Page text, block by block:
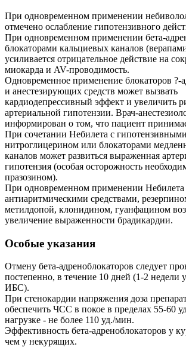
При одновременном применении
отмечено ослабление гипотензивного
При одновременном применении бета-
блокаторами кальциевых каналов
усиливается отрицательное действие на
миокарда и AV-проводимость.
Одновременное применение блокаторов ?-
и анестезирующих средств может вызвать
кардиодепрессивный эффект и увеличить
артериальной гипотензии. Врач-
информирован о том, что пациент
При сочетании Небилета с
нитроглицерином или блокаторами
каналов может развиться выраженная
гипотензия (особая осторожность
празозином).
При одновременном применении Небилета
антиаритмическими средствами,
метилдопой, клонидином, гуанфацином
увеличение выраженности брадикардии.
Особые указания
Отмену бета-адреноблокаторов следует
постепенно, в течение 10 дней (1-2 недели
ИБС).
При стенокардии напряжения доза
обеспечить ЧСС в покое в пределах 55-60
нагрузке - не более 110 уд./мин.
Эффективность бета-адреноблокаторов у
чем у некурящих.